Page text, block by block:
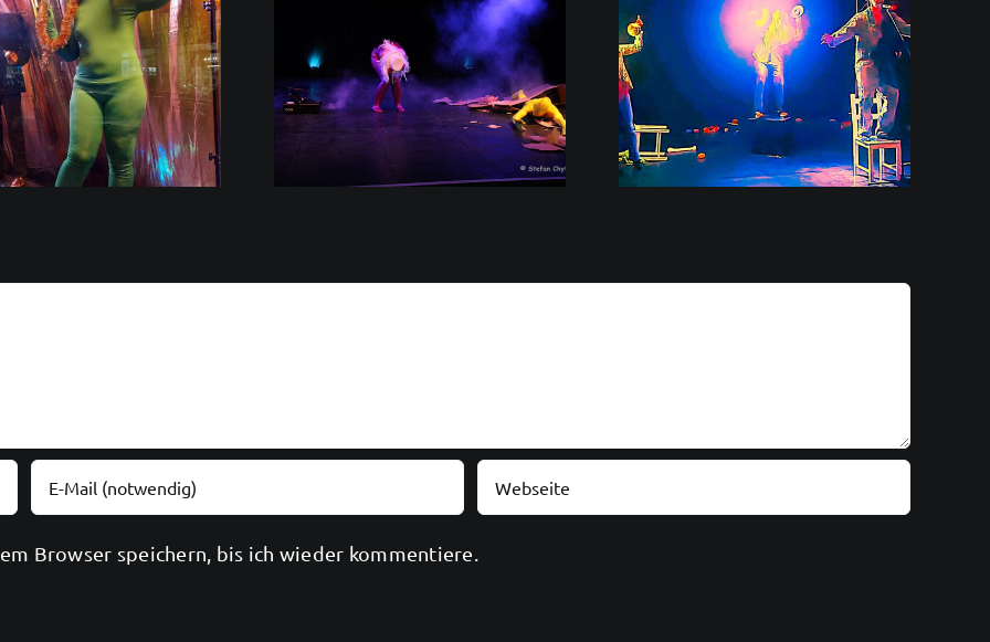
nonstoponstage – nach vielen
Livestreams jetzt endlich
auch wieder auf der Bühne
BLACKOUT – Uraufführung
auf unserer Bühne in KH!
Browser speichern, bis ich wieder kommentiere.